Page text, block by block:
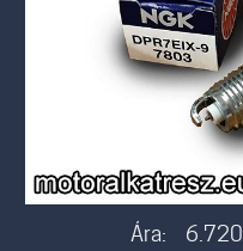
Ára: 6.720